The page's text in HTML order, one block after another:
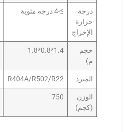
درجة
حرارة
الإخراج
≥-4 درجه مئوية
حجم
م)
1.4*0.8*1.8
المبرد R404A/R502/R22
الوزن
(كجم)
750